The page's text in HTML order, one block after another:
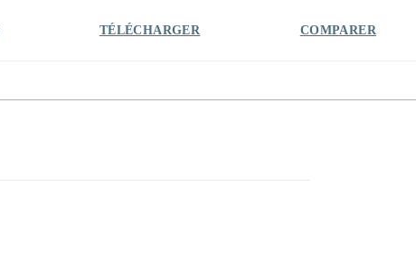
TÉLÉCHARGER COMPARER